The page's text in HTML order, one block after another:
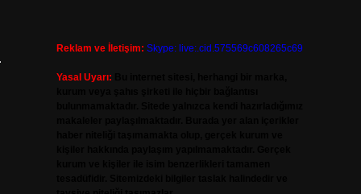
Reklam ve İletişim: Skype: live:.cid.575569c608265c69
Yasal Uyarı: